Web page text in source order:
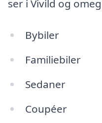
ser i Vivild og
Bybiler
Familiebiler
Sedaner
Coupéer